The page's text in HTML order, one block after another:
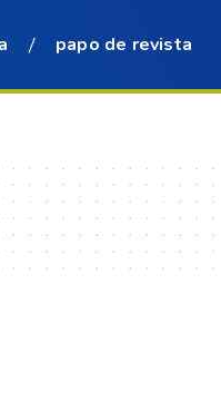
papo de revista